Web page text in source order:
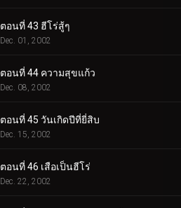
ตอนที่ 43 ฮีโร่สู้ๆ
Dec. 01, 2002
ตอนที่ 44 ความสุขแก้ว
Dec. 08, 2002
ตอนที่ 45 วันเกิดปีที่ยี่สิบ
Dec. 15, 2002
ตอนที่ 46 เสือเป็นฮีโร่
Dec. 22, 2002